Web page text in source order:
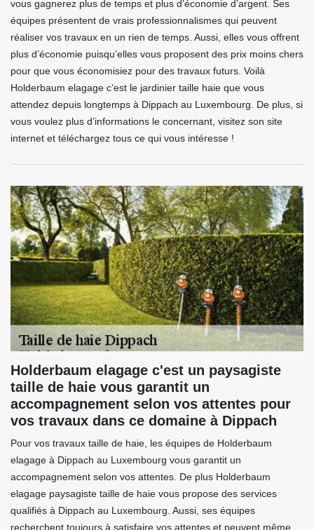
vous gagnerez plus de temps et plus d’économie d’argent. Ses
équipes présentent de vrais professionnalismes qui peuvent
réaliser vos travaux en un rien de temps. Aussi, elles vous offrent
plus d’économie puisqu’elles vous proposent des prix moins chers
pour que vous économisiez pour des travaux futurs. Voilà
Holderbaum elagage c’est le jardinier taille haie que vous
attendez depuis longtemps à Dippach au Luxembourg. De plus, si
vous voulez plus d’informations le concernant, visitez son site
internet et téléchargez tous ce qui vous intéresse !
Holderbaum elagage c'est un paysagiste
taille de haie vous garantit un
accompagnement selon vos attentes pour
vos travaux dans ce domaine à Dippach
Pour vos travaux taille de haie, les équipes de Holderbaum
elagage à Dippach au Luxembourg vous garantit un
accompagnement selon vos attentes. De plus Holderbaum
elagage paysagiste taille de haie vous propose des services
qualifiés à Dippach au Luxembourg. Aussi, ses équipes
recherchent toujours à satisfaire vos attentes et peuvent même